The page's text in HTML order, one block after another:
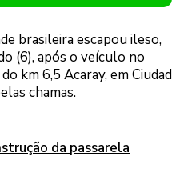
brasileira escapou ileso,
(6), após o veículo no
km 6,5 Acaray, em Ciudad
chamas.
da passarela